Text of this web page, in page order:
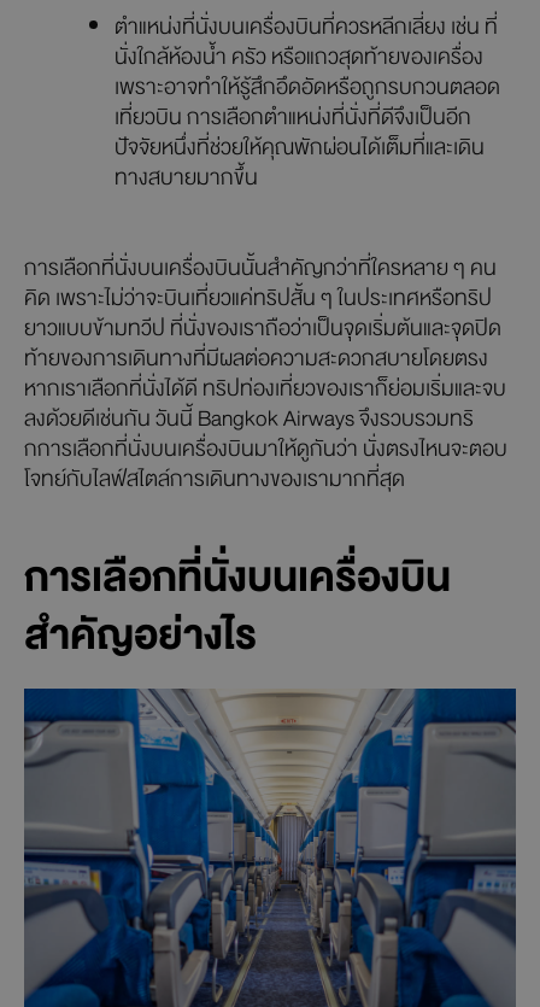
ตำแหน่งที่นั่งบนเครื่องบินที่ควรหลีกเลี่ยง เช่น ที่
นั่งใกล้ห้องน้ำ ครัว หรือแถวสุดท้ายของเครื่อง
เพราะอาจทำให้รู้สึกอึดอัดหรือถูกรบกวนตลอด
เที่ยวบิน การเลือกตำแหน่งที่นั่งที่ดีจึงเป็นอีก
ปัจจัยหนึ่งที่ช่วยให้คุณพักผ่อนได้เต็มที่และเดิน
ทางสบายมากขึ้น
การเลือกที่นั่งบนเครื่องบินนั้นสำคัญกว่าที่ใครหลาย ๆ คน
คิด เพราะไม่ว่าจะบินเที่ยวแค่ทริปสั้น ๆ ในประเทศหรือทริป
ยาวแบบข้ามทวีป ที่นั่งของเราถือว่าเป็นจุดเริ่มต้นและจุดปิด
ท้ายของการเดินทางที่มีผลต่อความสะดวกสบายโดยตรง
หากเราเลือกที่นั่งได้ดี ทริปท่องเที่ยวของเราก็ย่อมเริ่มและจบ
ลงด้วยดีเช่นกัน วันนี้ Bangkok Airways จึงรวบรวมทริ
กการเลือกที่นั่งบนเครื่องบินมาให้ดูกันว่า นั่งตรงไหนจะตอบ
โจทย์กับไลฟ์สไตล์การเดินทางของเรามากที่สุด
การเลือกที่นั่งบนเครื่องบิน
สำคัญอย่างไร